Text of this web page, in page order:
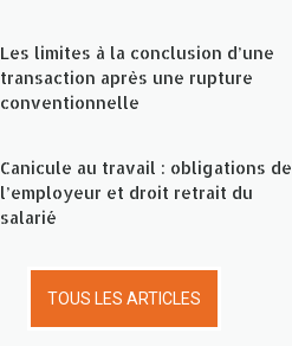
Les limites à la conclusion d’une
transaction après une rupture
conventionnelle
Canicule au travail : obligations de
l’employeur et droit retrait du
salarié
TOUS LES ARTICLES